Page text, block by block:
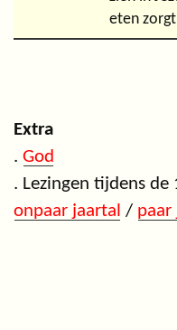
eten
Extra
. God
. Lezingen tijdens
onpaar jaartal / paar